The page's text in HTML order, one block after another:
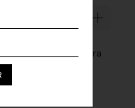
GGT Detalhe - Pedra
968